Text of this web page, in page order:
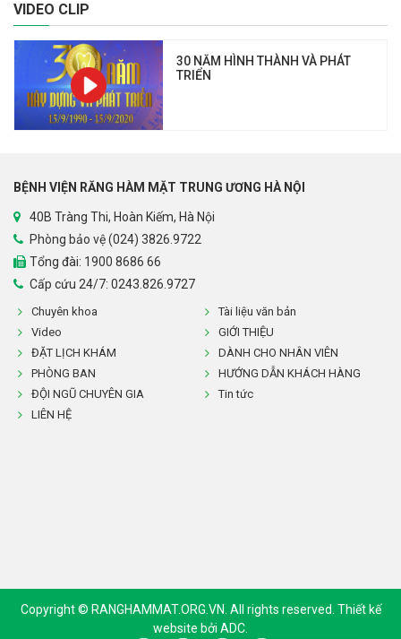
VIDEO CLIP
30 NĂM HÌNH THÀNH VÀ PHÁT
TRIỂN
BỆNH VIỆN RĂNG HÀM MẶT TRUNG ƯƠNG HÀ NỘI
40B Tràng Thi, Hoàn Kiếm, Hà Nội
Phòng bảo vệ (024) 3826.9722
Tổng đài: 1900 8686 66
Cấp cứu 24/7: 0243.826.9727
Chuyên khoa
Tài liệu văn bản
Video
GIỚI THIỆU
ĐẶT LỊCH KHÁM
DÀNH CHO NHÂN VIÊN
PHÒNG BAN
HƯỚNG DẪN KHÁCH HÀNG
ĐỘI NGŨ CHUYÊN GIA
Tin tức
LIÊN HỆ
Copyright © RANGHAMMAT.ORG.VN. All rights reserved. Thiết kế
website bởi ADC.